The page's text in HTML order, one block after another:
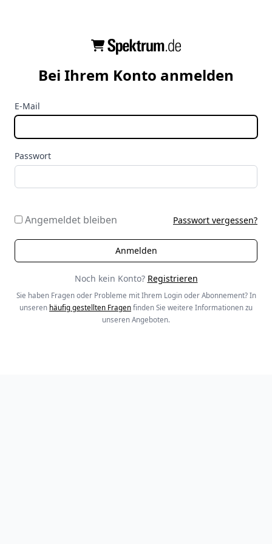
Bei Ihrem Konto anmelden
E-Mail
Passwort
Angemeldet bleiben Passwort vergessen?
Noch kein Konto? Registrieren
Sie haben Fragen oder Probleme mit Ihrem Login oder Abonnement? In
unseren häufig gestellten Fragen finden Sie weitere Informationen zu
unseren Angeboten.